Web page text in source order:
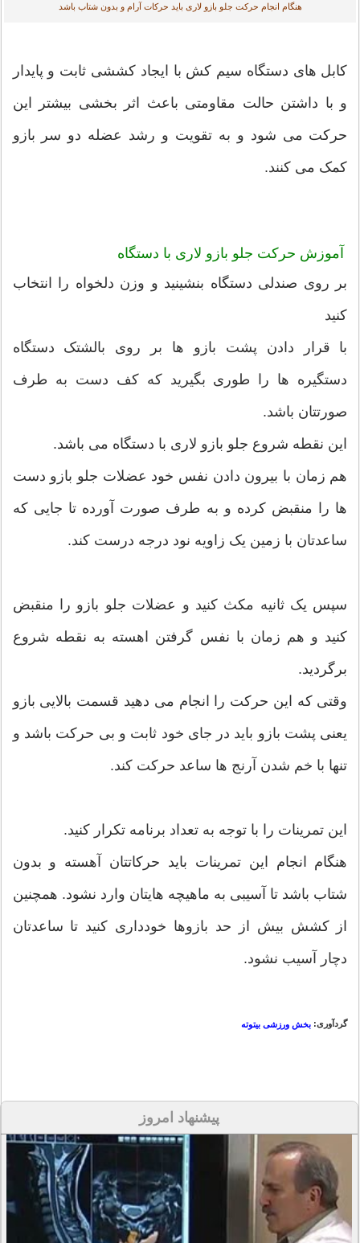
هنگام انجام حرکت جلو بازو لاری باید حرکات آرام و بدون شتاب باشد
کابل های دستگاه سیم کش با ایجاد کششی ثابت و پایدار
و با داشتن حالت مقاومتی باعث اثر بخشی بیشتر این
حرکت می شود و به تقویت و رشد عضله دو سر بازو
کمک می کنند.
آموزش حرکت جلو بازو لاری با دستگاه
بر روی صندلی دستگاه بنشینید و وزن دلخواه را انتخاب
کنید
با قرار دادن پشت بازو ها بر روی بالشتک دستگاه
دستگیره ها را طوری بگیرید که کف دست به طرف
صورتتان باشد.
این نقطه شروع جلو بازو لاری با دستگاه می باشد.
هم زمان با بیرون دادن نفس خود عضلات جلو بازو دست
ها را منقبض کرده و به طرف صورت آورده تا جایی که
ساعدتان با زمین یک زاویه نود درجه درست کند.
سپس یک ثانیه مکث کنید و عضلات جلو بازو را منقبض
کنید و هم زمان با نفس گرفتن اهسته به نقطه شروع
برگردید.
وقتی که این حرکت را انجام می دهید قسمت بالایی بازو
یعنی پشت بازو باید در جای خود ثابت و بی حرکت باشد و
تنها با خم شدن آرنج ها ساعد حرکت کند.
این تمرینات را با توجه به تعداد برنامه تکرار کنید.
هنگام انجام این تمرینات باید حرکاتتان آهسته و بدون
شتاب باشد تا آسیبی به ماهیچه هایتان وارد نشود. همچنین
از کشش بیش از حد بازوها خودداری کنید تا ساعدتان
دچار آسیب نشود.
گردآوری: بخش ورزشی بیتوته
پیشنهاد امروز